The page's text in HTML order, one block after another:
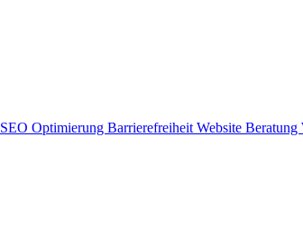
SEO Optimierung Barrierefreiheit Website Beratung